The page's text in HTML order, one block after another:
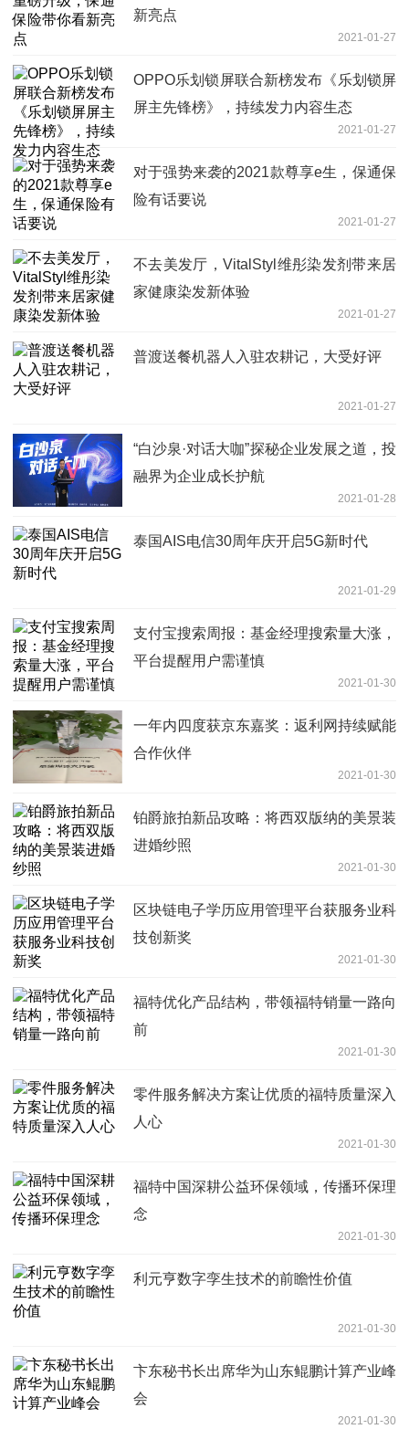
新亮点
2021-01-27
OPPO乐划锁屏联合新榜发布《乐划锁屏
屏主先锋榜》，持续发力内容生态
2021-01-27
对于强势来袭的2021款尊享e生，保通保
险有话要说
2021-01-27
不去美发厅，VitalStyl维彤染发剂带来居
家健康染发新体验
2021-01-27
普渡送餐机器人入驻农耕记，大受好评
2021-01-27
“白沙泉·对话大咖”探秘企业发展之道，投
融界为企业成长护航
2021-01-28
泰国AIS电信30周年庆开启5G新时代
2021-01-29
支付宝搜索周报：基金经理搜索量大涨，
平台提醒用户需谨慎
2021-01-30
一年内四度获京东嘉奖：返利网持续赋能
合作伙伴
2021-01-30
铂爵旅拍新品攻略：将西双版纳的美景装
进婚纱照
2021-01-30
区块链电子学历应用管理平台获服务业科
技创新奖
2021-01-30
福特优化产品结构，带领福特销量一路向
前
2021-01-30
零件服务解决方案让优质的福特质量深入
人心
2021-01-30
福特中国深耕公益环保领域，传播环保理
念
2021-01-30
利元亨数字孪生技术的前瞻性价值
2021-01-30
卞东秘书长出席华为山东鲲鹏计算产业峰
会
2021-01-30